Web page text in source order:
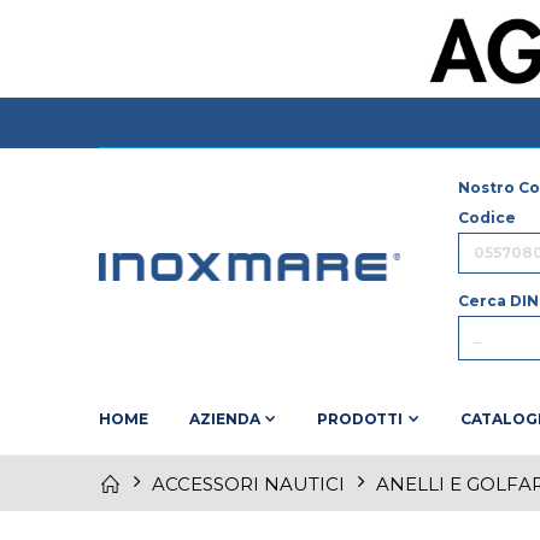
Nostro
Codice
Cerca DIN
HOME AZIENDA PRODOTTI
ACCESSORI NAUTICI ANELLI E